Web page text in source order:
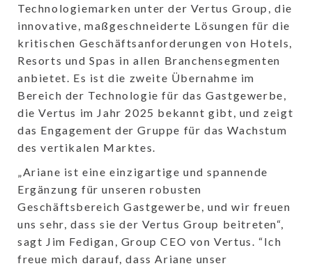
Technologiemarken unter der Vertus Group, die
innovative, maßgeschneiderte Lösungen für die
kritischen Geschäftsanforderungen von Hotels,
Resorts und Spas in allen Branchensegmenten
anbietet. Es ist die zweite Übernahme im
Bereich der Technologie für das Gastgewerbe,
die Vertus im Jahr 2025 bekannt gibt, und zeigt
das Engagement der Gruppe für das Wachstum
des vertikalen Marktes.
„Ariane ist eine einzigartige und spannende
Ergänzung für unseren robusten
Geschäftsbereich Gastgewerbe, und wir freuen
uns sehr, dass sie der Vertus Group beitreten“,
sagt Jim Fedigan, Group CEO von Vertus. “Ich
freue mich darauf, dass Ariane unser